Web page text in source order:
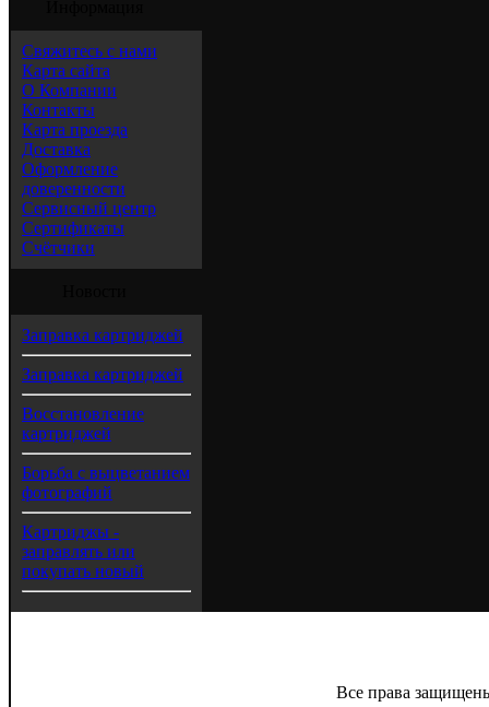
Свяжитесь с нами
Карта сайта
О Компании
Контакты
Карта проезда
Доставка
Оформление
доверенности
Сервисный центр
Сертификаты
Счётчики
Заправка картриджей
Заправка картриджей
Восстановление
картриджей
Борьба с выцветанием
фотографий
Картриджы -
заправлять или
покупать новый
Все права